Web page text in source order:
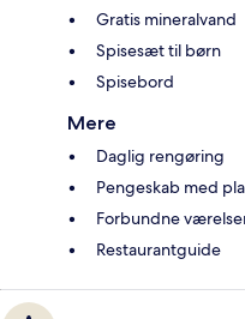
Gratis mineralvand
Spisesæt til børn
Spisebord
Mere
Daglig rengøring
Pengeskab med
Forbundne
Restaurantguide